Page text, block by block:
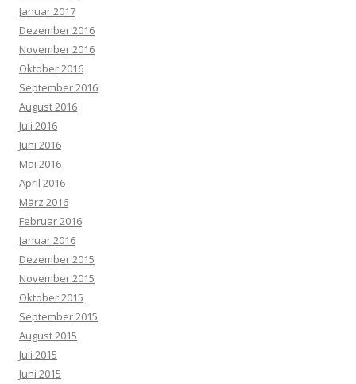
Januar 2017
Dezember 2016
November 2016
Oktober 2016
September 2016
August 2016
Juli 2016
Juni 2016
Mai 2016
April 2016
März 2016
Februar 2016
Januar 2016
Dezember 2015
November 2015
Oktober 2015
September 2015
August 2015
Juli 2015
Juni 2015